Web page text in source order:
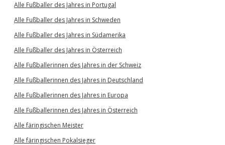
Alle Fußballer des Jahres in Portugal
Alle Fußballer des Jahres in Schweden
Alle Fußballer des Jahres in Südamerika
Alle Fußballer des Jahres in Österreich
Alle Fußballerinnen des Jahres in der Schweiz
Alle Fußballerinnen des Jahres in Deutschland
Alle Fußballerinnen des Jahres in Europa
Alle Fußballerinnen des Jahres in Österreich
Alle färingischen Meister
Alle färingischen Pokalsieger